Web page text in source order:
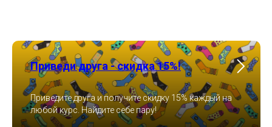
Приведи друга - скидка 15%!
Приведите друга и получите скидку 15% каждый на
любой курс. Найдите себе пару!